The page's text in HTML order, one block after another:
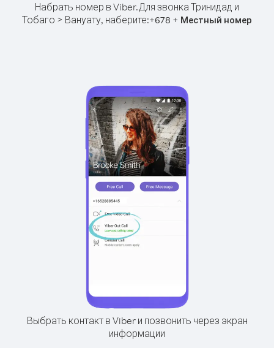
Набрать номер в Viber.Для звонка Тринидад и
Тобаго > Вануату, наберите:+678 + Местный номер
Выбрать контакт в Viber и позвонить через экран
информации